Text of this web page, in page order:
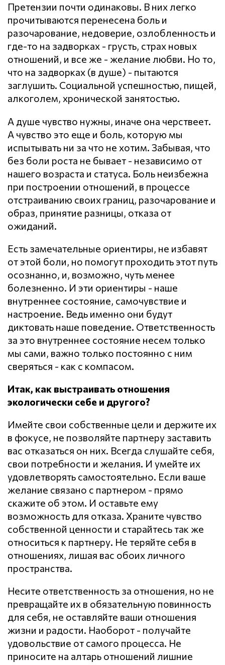
Претензии почти одинаковы. В них легко
прочитываются перенесена боль и
разочарование, недоверие, озлобленность и
где-то на задворках - грусть, страх новых
отношений, и все же - желание любви. Но то,
что на задворках (в душе) - пытаются
заглушить. Социальной успешностью, пищей,
алкоголем, хронической занятостью.
А душе чувство нужны, иначе она черствеет.
А чувство это еще и боль, которую мы
испытывать ни за что не хотим. Забывая, что
без боли роста не бывает - независимо от
нашего возраста и статуса. Боль неизбежна
при построении отношений, в процессе
отстраиванию своих границ, разочарование и
образ, принятие разницы, отказа от
ожиданий.
Есть замечательные ориентиры, не избавят
от этой боли, но помогут проходить этот путь
осознанно, и, возможно, чуть менее
болезненно. И эти ориентиры - наше
внутреннее состояние, самочувствие и
настроение. Ведь именно они будут
диктовать наше поведение. Ответственность
за это внутреннее состояние несем только
мы сами, важно только постоянно с ним
сверяться - как с компасом.
Итак, как выстраивать отношения
экологически себе и другого?
Имейте свои собственные цели и держите их
в фокусе, не позволяйте партнеру заставить
вас отказаться он них. Всегда слушайте себя,
свои потребности и желания. И умейте их
удовлетворять самостоятельно. Если ваше
желание связано с партнером - прямо
скажите об этом. И оставьте ему
возможность для отказа. Храните чувство
собственной ценности и старайтесь так же
относиться к партнеру. Не теряйте себя в
отношениях, лишая вас обоих личного
пространства.
Несите ответственность за отношения, но не
превращайте их в обязательную повинность
для себя, не оставляйте ваши отношения
жизни и радости. Наоборот - получайте
удовольствие от самого процесса. Не
приносите на алтарь отношений лишние